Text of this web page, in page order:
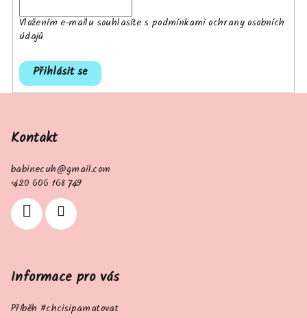
Vložením e-mailu souhlasíte s podmínkami ochrany osobních
údajů
Přihlásit se
Kontakt
babinecuh@gmail.com
+420 606 168 749
Informace pro vás
Příběh #chcisipamatovat